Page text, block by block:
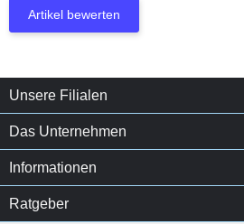
Artikel bewerten
Unsere Filialen
Das Unternehmen
Informationen
Ratgeber